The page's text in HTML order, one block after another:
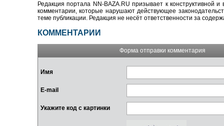
Редакция портала NN-BAZA.RU призывает к конструктивной
комментарии, которые нарушают действующее
теме публикации. Редакция не несёт ответственности за
КОММЕНТАРИИ
Форма отправки комментария
Имя
E-mail
Укажите код с картинки